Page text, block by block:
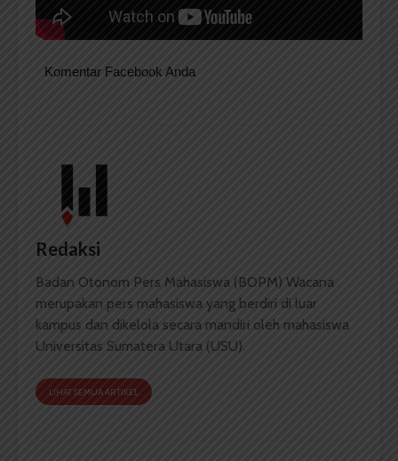
Komentar Facebook Anda
Redaksi
Badan Otonom Pers Mahasiswa (BOPM) Wacana
merupakan pers mahasiswa yang berdiri di luar
kampus dan dikelola secara mandiri oleh mahasiswa
Universitas Sumatera Utara (USU).
LIHAT SEMUA ARTIKEL